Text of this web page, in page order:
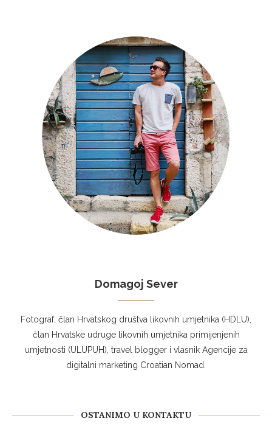
Domagoj Sever
Fotograf, član Hrvatskog društva likovnih umjetnika (HDLU),
član Hrvatske udruge likovnih umjetnika primijenjenih
umjetnosti (ULUPUH), travel blogger i vlasnik Agencije za
digitalni marketing Croatian Nomad.
OSTANIMO U KONTAKTU